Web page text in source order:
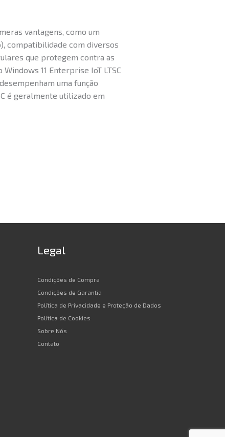
vantagens, como um
compatibilidade com diversos
que protegem contra as
11 Enterprise IoT LTSC
uma função
é geralmente utilizado em
Legal
Condições de Compra
Condições de Garantia
Política de Privacidade e Proteção de Dados
Política de Cookies
Sobre Nós
Contato